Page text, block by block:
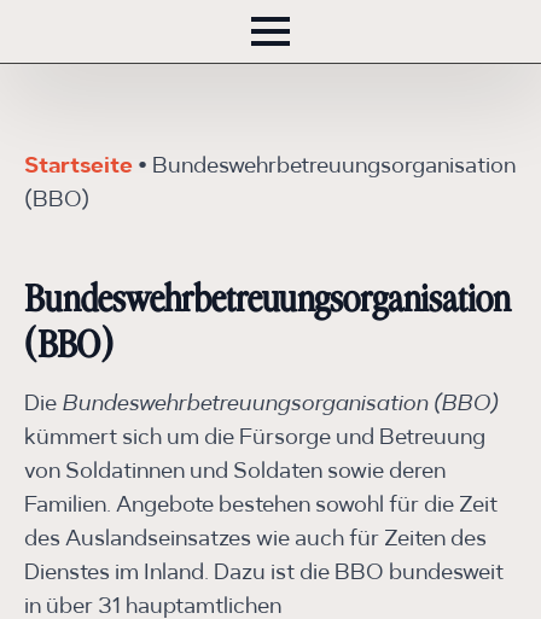
Startseite • Bundes­wehr­betreuungs­organisation
(BBO)
Bundes­wehr­betreuungs­organisation
(BBO)
Die Bundes­wehr­betreuungs­organisation (BBO)
kümmert sich um die Fürsorge und Betreuung
von Soldatinnen und Soldaten sowie deren
Familien. Angebote bestehen sowohl für die Zeit
des Auslandseinsatzes wie auch für Zeiten des
Dienstes im Inland. Dazu ist die BBO bundesweit
in über 31 hauptamtlichen